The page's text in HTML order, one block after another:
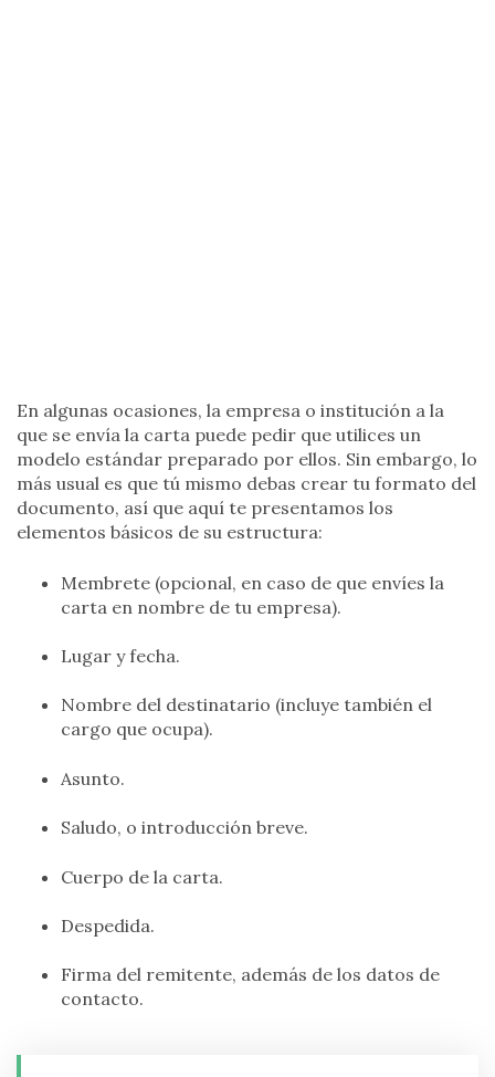
En algunas ocasiones, la empresa o institución a la
que se envía la carta puede pedir que utilices un
modelo estándar preparado por ellos. Sin embargo, lo
más usual es que tú mismo debas crear tu formato del
documento, así que aquí te presentamos los
elementos básicos de su estructura:
Membrete (opcional, en caso de que envíes la
carta en nombre de tu empresa).
Lugar y fecha.
Nombre del destinatario (incluye también el
cargo que ocupa).
Asunto.
Saludo, o introducción breve.
Cuerpo de la carta.
Despedida.
Firma del remitente, además de los datos de
contacto.